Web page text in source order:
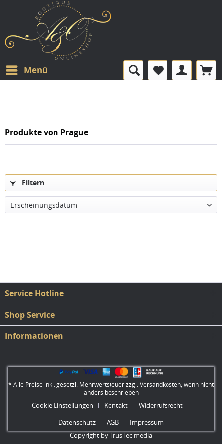
Menü
Produkte von Prague
Filtern
Erscheinungsdatum
Service Hotline
Shop Service
Informationen
* Alle Preise inkl. gesetzl. Mehrwertsteuer zzgl.Versandkosten, wenn nicht
anders beschrieben
Cookie Einstellungen Kontakt
Widerrufsrecht
Datenschutz
AGB
Impressum
Copyright by TrusTec media